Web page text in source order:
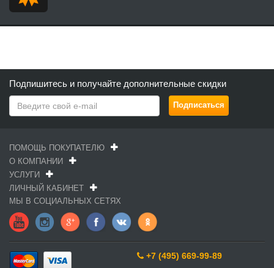
Подпишитесь и получайте дополнительные скидки
ПОМОЩЬ ПОКУПАТЕЛЮ
О КОМПАНИИ
УСЛУГИ
ЛИЧНЫЙ КАБИНЕТ
МЫ В СОЦИАЛЬНЫХ СЕТЯХ
+7 (495) 669-99-89